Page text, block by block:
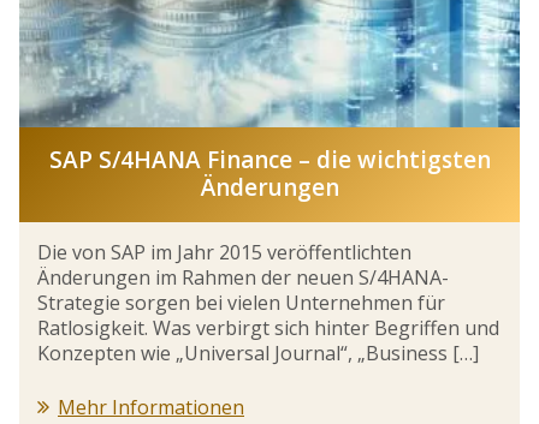
SAP S/4HANA Finance – die wichtigsten
Änderungen
Die von SAP im Jahr 2015 veröffentlichten
Änderungen im Rahmen der neuen S/4HANA-
Strategie sorgen bei vielen Unternehmen für
Ratlosigkeit. Was verbirgt sich hinter Begriffen und
Konzepten wie „Universal Journal“, „Business […]
Mehr Informationen